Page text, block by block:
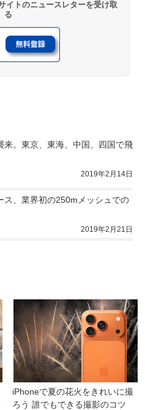
イトのニュースレターを受け取
る
来。東京、東海、中国、四国で飛
2019年2月14日
ス、業界初の250mメッシュでの
2019年2月21日
iPhoneで夏の花火をきれいに撮
ろう 誰でもできる撮影のコツ